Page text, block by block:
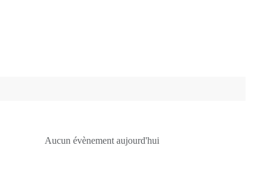
Aucun évènement aujourd'hui